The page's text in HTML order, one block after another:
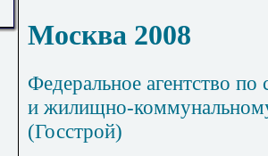
Москва 2008
Федеральное агентство по
и жилищно-
(Госстрой)